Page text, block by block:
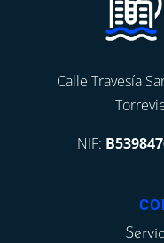
Calle Travesía
NIF: